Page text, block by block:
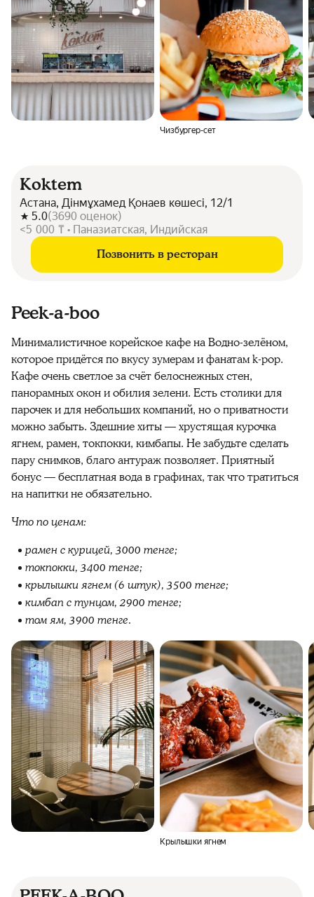
Чизбургер-сет
Koktem
Астана, Дінмұхамед Қонаев көшесі, 12/1
5.0(3690 оценок)
<5 000 ₸ • Паназиатская, Индийская
Позвонить в ресторан
Peek-a-boo
Минималистичное корейское кафе на Водно-зелёном,
которое придётся по вкусу зумерам и фанатам k-pop.
Кафе очень светлое за счёт белоснежных стен,
панорамных окон и обилия зелени. Есть столики для
парочек и для небольших компаний, но о приватности
можно забыть. Здешние хиты — хрустящая курочка
ягнем, рамен, токпокки, кимбапы. Не забудьте сделать
пару снимков, благо антураж позволяет. Приятный
бонус — бесплатная вода в графинах, так что тратиться
на напитки не обязательно.
Что по ценам:
рамен с курицей, 3000 тенге;
токпокки, 3400 тенге;
крылышки ягнем (6 штук), 3500 тенге;
кимбап с тунцом, 2900 тенге;
том ям, 3900 тенге.
Крылышки ягнем